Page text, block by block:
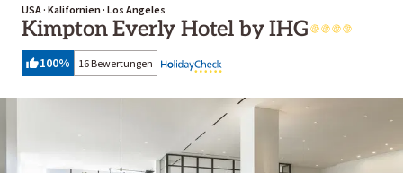
USA · Kalifornien · Los Angeles
Kimpton Everly Hotel by IHG
100% 16 Bewertungen